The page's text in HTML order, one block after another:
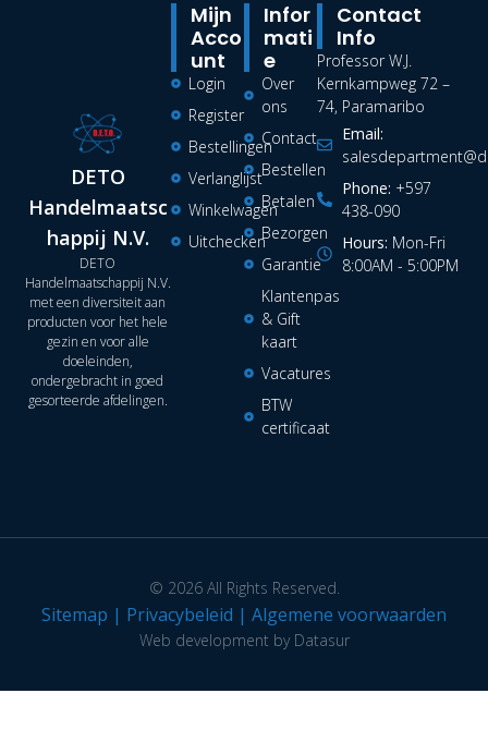
DETO
Handelmaatsc
happij N.V.
DETO
Handelmaatschappij N.V.
met een diversiteit aan
producten voor het hele
gezin en voor alle
doeleinden,
ondergebracht in goed
gesorteerde afdelingen.
Infor
Mati
E
Over
ons
Contact
Bestellen
Betalen
Bezorgen
Garantie
Klantenpas
& Gift
kaart
Vacatures
BTW
certificaat
Mijn
Acco
Unt
Login
Register
Bestellingen
Verlanglijst
Winkelwagen
Uitchecken
Contact
Info
Professor W.J.
Kernkampweg 72 –
74, Paramaribo
Email:
Phone: +597
438-090
Hours: Mon-Fri
8:00AM - 5:00PM
© 2026 All Rights Reserved.
Sitemap | Privacybeleid | Algemene voorwaarden
Web development by Datasur